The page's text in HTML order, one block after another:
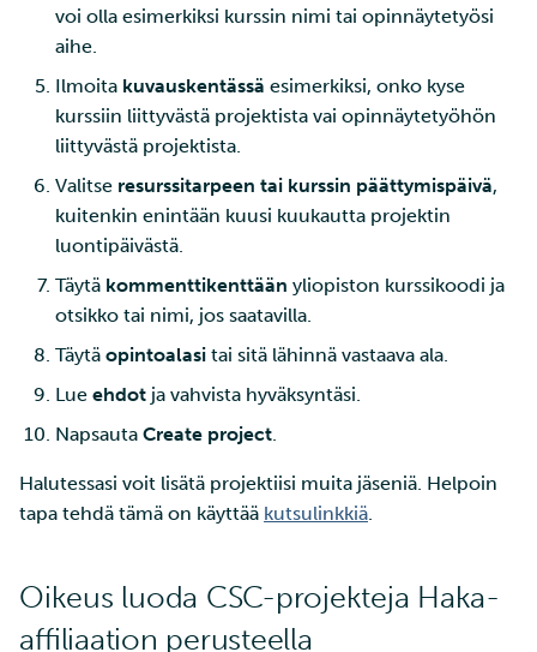
voi olla esimerkiksi kurssin nimi tai opinnäytetyösi
aihe.
Ilmoita kuvauskentässä esimerkiksi, onko kyse
kurssiin liittyvästä projektista vai opinnäytetyöhön
liittyvästä projektista.
Valitse resurssitarpeen tai kurssin päättymispäivä,
kuitenkin enintään kuusi kuukautta projektin
luontipäivästä.
Täytä kommenttikenttään yliopiston kurssikoodi ja
otsikko tai nimi, jos saatavilla.
Täytä opintoalasi tai sitä lähinnä vastaava ala.
Lue ehdot ja vahvista hyväksyntäsi.
Napsauta Create project
Halutessasi voit lisätä projektiisi muita jäseniä. Helpoin
tapa tehdä tämä on käyttää kutsulinkkiä
Oikeus luoda CSC-projekteja Haka-
affiliaation perusteella